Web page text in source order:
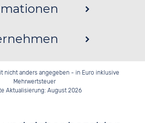
nicht anders angegeben - in Euro inklusive
Mehrwertsteuer
Aktualisierung: August 2026